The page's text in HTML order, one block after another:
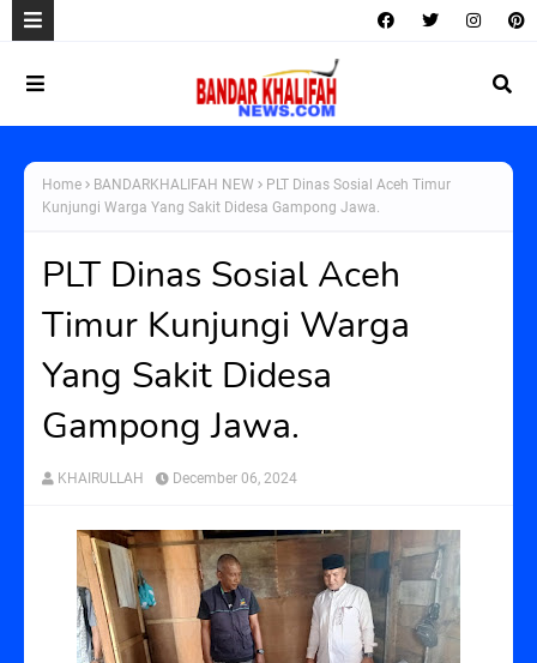
Home BANDARKHALIFAH NEW
PLT Dinas Sosial Aceh Timur
Kunjungi Warga Yang Sakit Didesa Gampong Jawa.
PLT Dinas Sosial Aceh
Timur Kunjungi Warga
Yang Sakit Didesa
Gampong Jawa.
KHAIRULLAH December 06, 2024